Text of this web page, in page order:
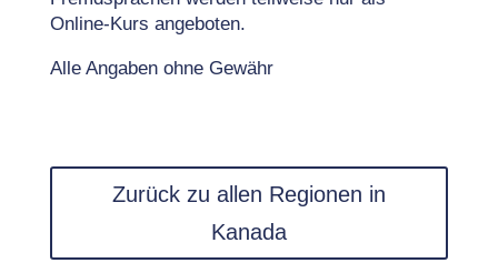
Online-Kurs angeboten.
Alle Angaben ohne Gewähr
Zurück zu allen Regionen in
Kanada